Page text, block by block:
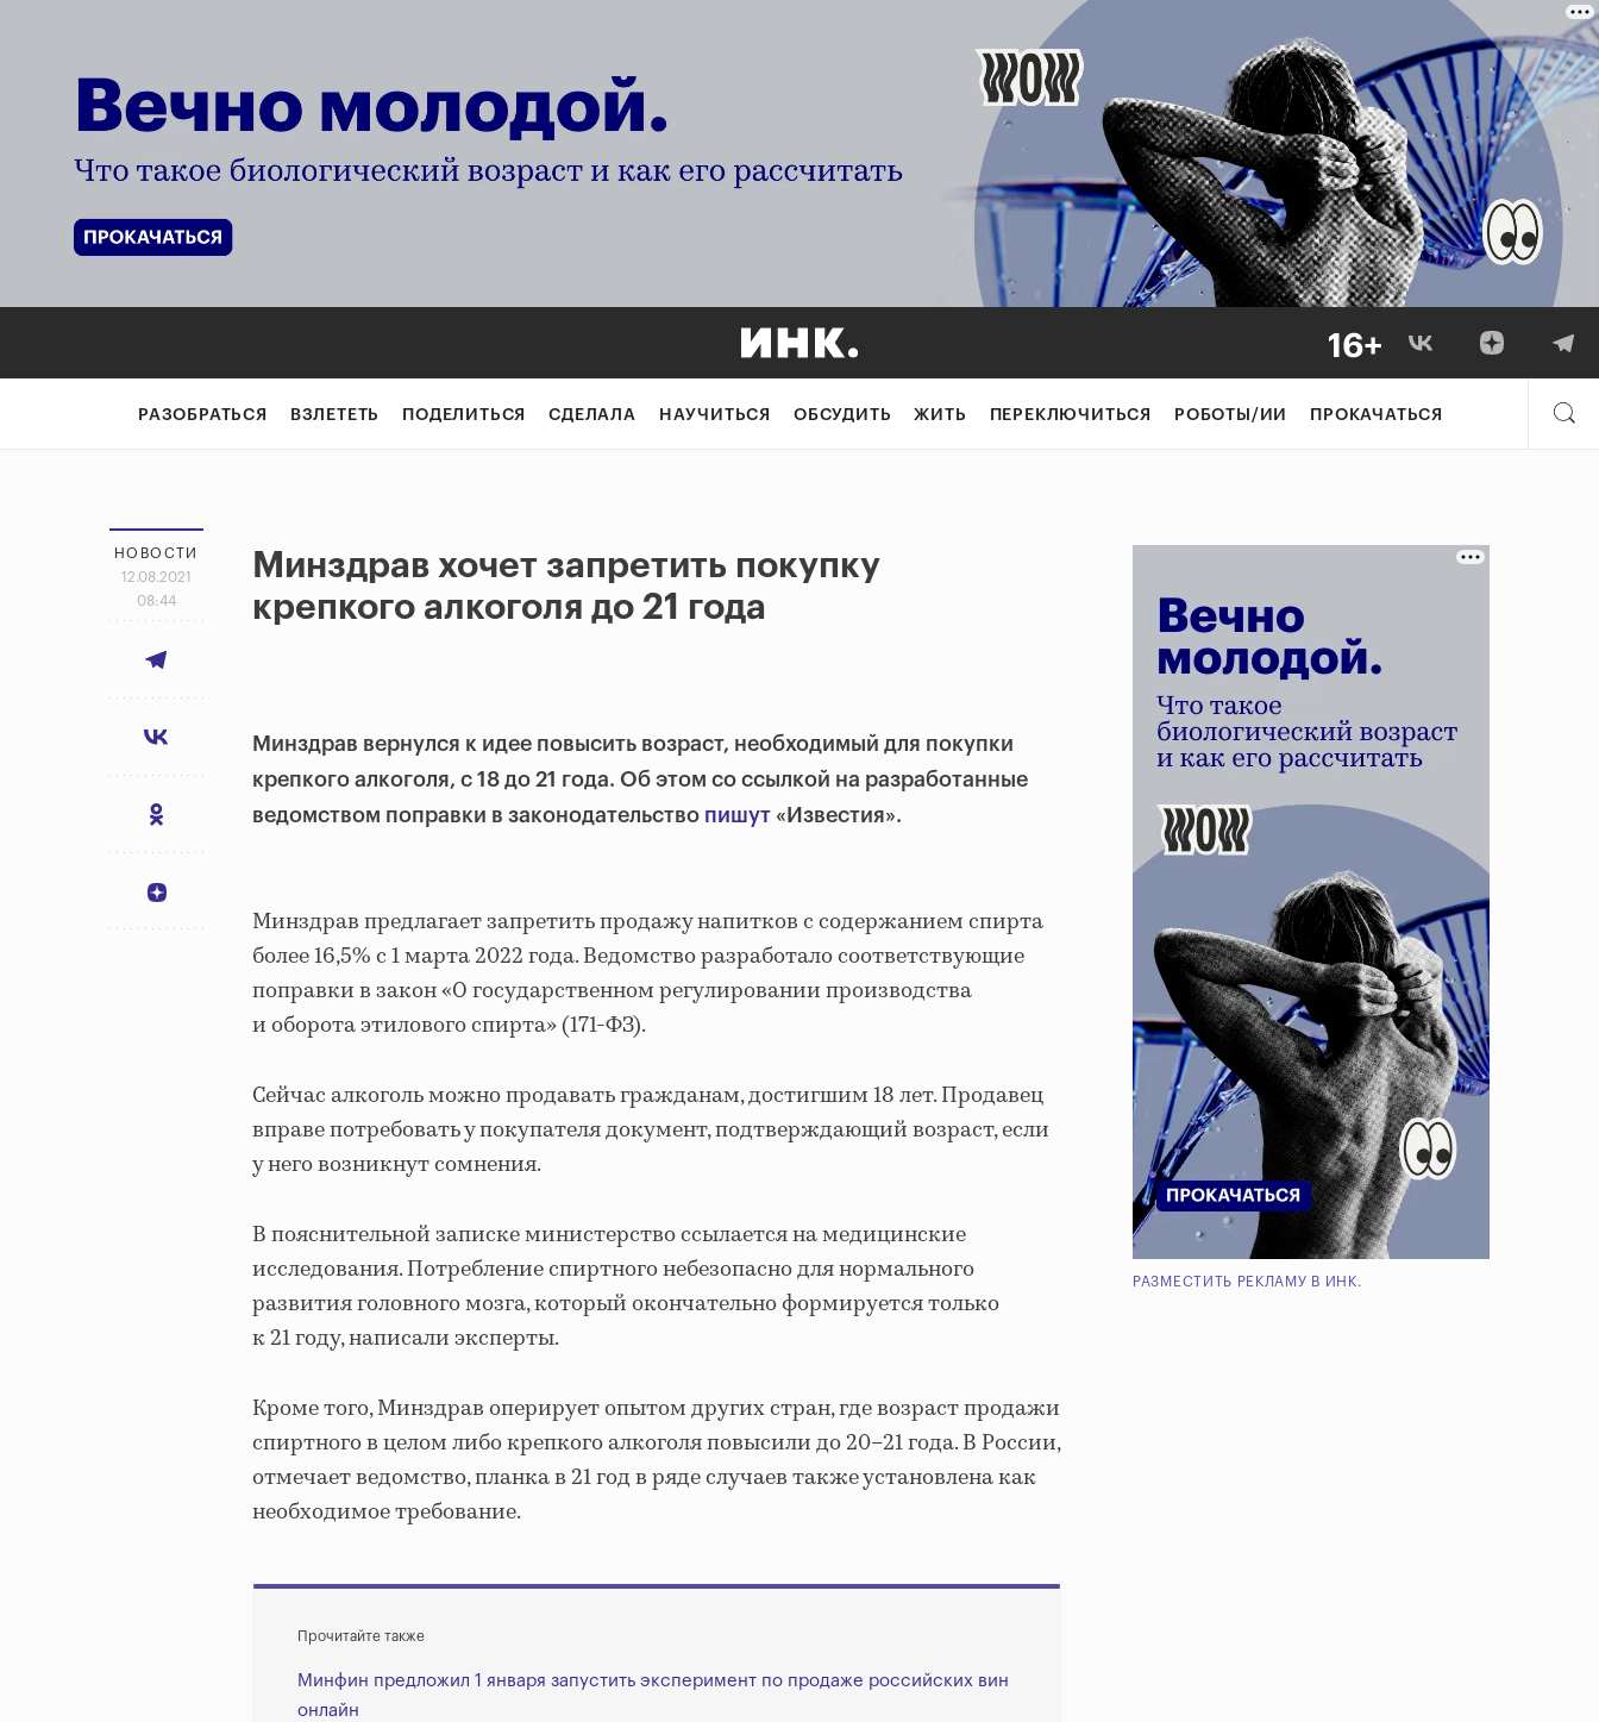
РАЗОБРАТЬСЯ ВЗЛЕТЕТЬ ПОДЕЛИТЬСЯ СДЕЛАЛА НАУЧИТЬСЯ ОБСУДИТЬ ЖИТЬ ПЕРЕКЛЮЧИТЬСЯ РОБОТЫ/ИИ ПРОКАЧАТЬСЯ
НОВОСТИ
12.08.2021
08:44
Минздрав хочет запретить покупку
крепкого алкоголя до 21 года
Минздрав вернулся к идее повысить возраст, необходимый для покупки
крепкого алкоголя, с 18 до 21 года. Об этом со ссылкой на разработанные
ведомством поправки в законодательство пишут «Известия».
Минздрав предлагает запретить продажу напитков с содержанием спирта
более 16,5% с 1 марта 2022 года. Ведомство разработало соответствующие
поправки в закон «О государственном регулировании производства
и оборота этилового спирта» (171-ФЗ).
Сейчас алкоголь можно продавать гражданам, достигшим 18 лет. Продавец
вправе потребовать у покупателя документ, подтверждающий возраст, если
у него возникнут сомнения.
В пояснительной записке министерство ссылается на медицинские
исследования. Потребление спиртного небезопасно для нормального
развития головного мозга, который окончательно формируется только
к 21 году, написали эксперты.
Кроме того, Минздрав оперирует опытом других стран, где возраст продажи
спиртного в целом либо крепкого алкоголя повысили до 20–21 года. В России,
отмечает ведомство, планка в 21 год в ряде случаев также установлена как
необходимое требование.
Прочитайте также
Минфин предложил 1 января запустить эксперимент по продаже российских вин
онлайн
РАЗМЕСТИТЬ РЕКЛАМУ В ИНК.